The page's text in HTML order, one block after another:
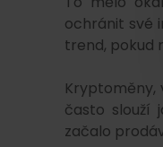
ochránit své
trend, pokud
Kryptoměny,
často slouží
začalo